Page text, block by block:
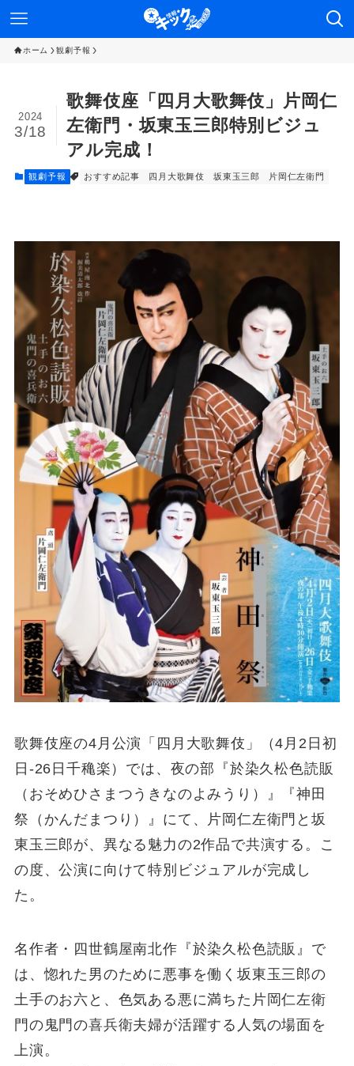
ホーム 観劇予報
歌舞伎座「四月大歌舞伎」片岡仁
左衛門・坂東玉三郎特別ビジュ
アル完成！
2024
3/18
観劇予報 おすすめ記事 四月大歌舞伎 坂東玉三郎 片岡仁左衛門
歌舞伎座の4月公演「四月大歌舞伎」（4月2日初
日-26日千穐楽）では、夜の部『於染久松色読販
（おそめひさまつうきなのよみうり）』『神田
祭（かんだまつり）』にて、片岡仁左衛門と坂
東玉三郎が、異なる魅力の2作品で共演する。こ
の度、公演に向けて特別ビジュアルが完成し
た。
名作者・四世鶴屋南北作『於染久松色読販』で
は、惚れた男のために悪事を働く坂東玉三郎の
土手のお六と、色気ある悪に満ちた片岡仁左衛
門の鬼門の喜兵衛夫婦が活躍する人気の場面を
上演。